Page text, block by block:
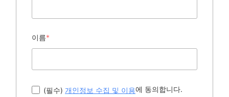
이름*
(필수) 개인정보 수집 및 이용에 동의합니다.